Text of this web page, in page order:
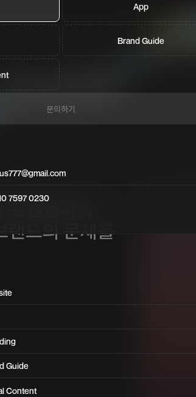
브랜딩까지
랜드의 문제를
Guide
Content
App
Brand Guide
문의하기
7597 0230